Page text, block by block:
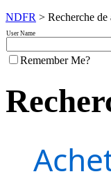
NDFR > Recherche de
User Name
Remember Me?